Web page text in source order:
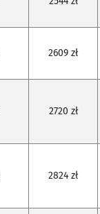
2609 zł
2720 zł
2824 zł